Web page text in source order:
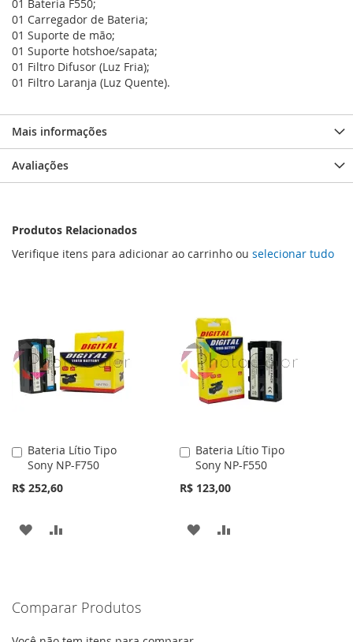
01 Bateria F550;
01 Carregador de Bateria;
01 Suporte de mão;
01 Suporte hotshoe/sapata;
01 Filtro Difusor (Luz Fria);
01 Filtro Laranja (Luz Quente).
Mais informações
Avaliações
Produtos Relacionados
Verifique itens para adicionar ao carrinho ou selecionar tudo
Bateria Lítio Tipo
Sony NP-F750
R$ 252,60
Adicionar
ao
ADICIONAR
DE
DESEJOS
Bateria Lítio Tipo
Sony NP-F550
R$ 123,00
Adicionar
ao
ADICIONAR
Comparar Produtos